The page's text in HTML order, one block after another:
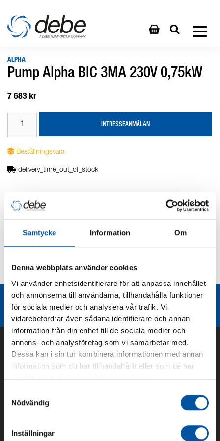
Samtycke Information Om
Denna webbplats använder cookies
Vi använder enhetsidentifierare för att anpassa innehållet
och annonserna till användarna, tillhandahålla funktioner
för sociala medier och analysera vår trafik. Vi
vidarebefordrar även sådana identifierare och annan
information från din enhet till de sociala medier och
annons- och analysföretag som vi samarbetar med.
Dessa kan i sin tur kombinera informationen med annan
information som du har tillhandahållit eller som de har
samlat in när du har använt deras tjänster.
Nödvändig
Inställningar
ALPHA
Pump Alpha BIC 3MA 230V 0,75kW
7 683 kr
INTRESSEANMÄLAN
Beställningsvara
delivery_time_out_of_stock
Produktbeskrivning
Kurvor
Liknande produktgrupper
Om oss